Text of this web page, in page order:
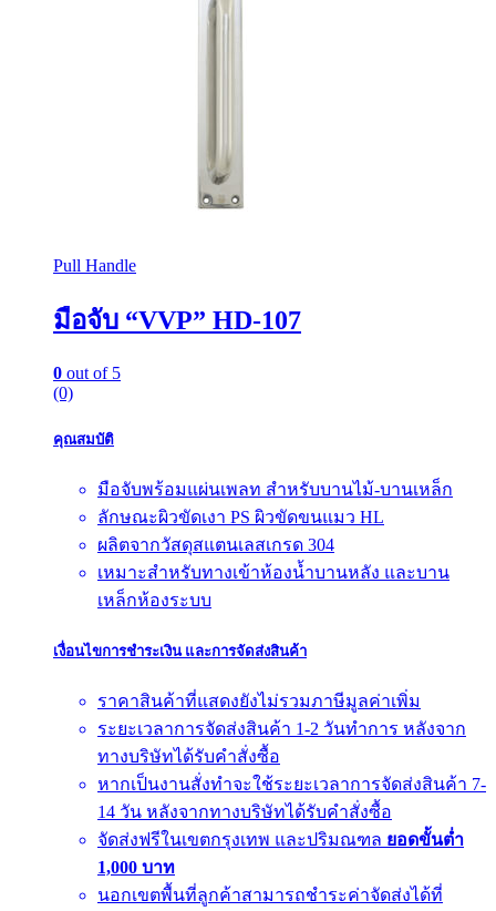
Pull Handle
มือจับ “VVP” HD-107
0 out of 5
(0)
คุณสมบัติ
มือจับพร้อมแผ่นเพลท สำหรับบานไม้-บานเหล็ก
ลักษณะผิวขัดเงา PS ผิวขัดขนแมว HL
ผลิตจากวัสดุสแตนเลสเกรด 304
เหมาะสำหรับทางเข้าห้องน้ำบานหลัง และบาน
เหล็กห้องระบบ
เงื่อนไขการชำระเงิน และการจัดส่งสินค้า
ราคาสินค้าที่แสดงยังไม่รวมภาษีมูลค่าเพิ่ม
ระยะเวลาการจัดส่งสินค้า 1-2 วันทำการ หลังจาก
ทางบริษัทได้รับคำสั่งซื้อ
หากเป็นงานสั่งทำจะใช้ระยะเวลาการจัดส่งสินค้า 7-
14 วัน หลังจากทางบริษัทได้รับคำสั่งซื้อ
จัดส่งฟรีในเขตกรุงเทพ และปริมณฑล ยอดขั้นต่ำ
1,000 บาท
นอกเขตพื้นที่ลูกค้าสามารถชำระค่าจัดส่งได้ที่